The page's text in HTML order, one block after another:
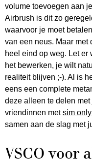
volume toevoegen aan
Airbrush is dit zo
waarvoor je moet
van een neus. Maar met
heel eind op weg. Let er
het bewerken, je wilt
realiteit blijven ;-). Al is
eens een complete
deze alleen te delen
vriendinnen metsim
samen aan de slag met
VSCO voor